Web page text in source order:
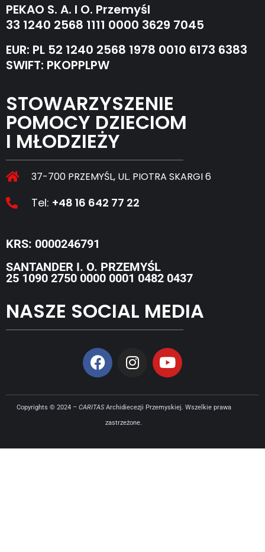
PEKAO S. A. I O. Przemyśl
33 1240 2568 1111 0000 3629 7045
EUR: PL 52 1240 2568 1978 0010 6173 6383
SWIFT: PKOPPLPW
STOWARZYSZENIE
POMOCY DZIECIOM
I MŁODZIEŻY
37-700 PRZEMYŚL, UL. PIOTRA SKARGI 6
Tel: +48 16 642 77 22
KRS: 0000246791
SANTANDER I. O. PRZEMYŚL
25 1090 2750 0000 0001 0482 0437
NASZE SOCIAL MEDIA
Copyrights © 2024 – CARITASArchidiecezji Przemyskiej. Wszelkie prawa
zastrzeżone.